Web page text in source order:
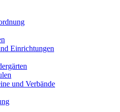
Einrichtungen
und Verbände